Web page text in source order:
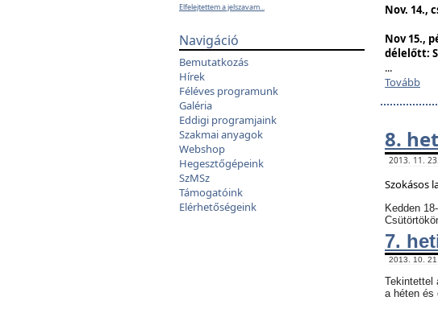
Elfelejtettem a jelszavam...
Navigáció
Bemutatkozás
Hírek
Féléves programunk
Galéria
Eddigi programjaink
Szakmai anyagok
Webshop
Hegesztőgépeink
SzMSz
Támogatóink
Elérhetőségeink
Nov. 14.,
Nov 15.,
délelőtt:
...
Tovább
8.
2013. 11.
Szokásos
Kedden
7.
2013. 10.
Tekintettel
a héten és